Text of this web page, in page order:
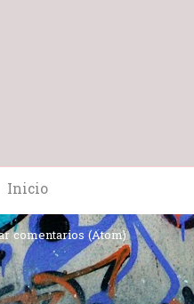
Inicio
comentarios (Atom)